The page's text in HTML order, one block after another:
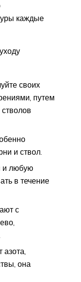
каждые
своих
путем
стволов
и ствол.
и любую
в течение
с
она